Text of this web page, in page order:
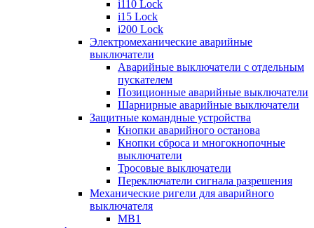
i110 Lock
i15 Lock
i200 Lock
Электромеханические аварийные
выключатели
Аварийные выключатели с отдельным
пускателем
Позиционные аварийные выключатели
Шарнирные аварийные выключатели
Защитные командные устройства
Кнопки аварийного останова
Кнопки сброса и многокнопочные
выключатели
Тросовые выключатели
Переключатели сигнала разрешения
Механические ригели для аварийного
выключателя
MB1